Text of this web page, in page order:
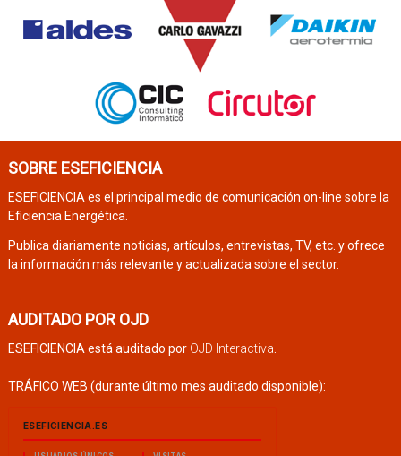
SOBRE ESEFICIENCIA
ESEFICIENCIA es el principal medio de comunicación on-line sobre la
Eficiencia Energética.
Publica diariamente noticias, artículos, entrevistas, TV, etc. y ofrece
la información más relevante y actualizada sobre el sector.
AUDITADO POR OJD
ESEFICIENCIA está auditado por OJD Interactiva
TRÁFICO WEB (durante último mes auditado disponible):